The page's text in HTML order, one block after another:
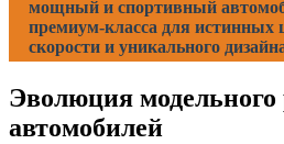
мощный и спортивный
премиум-класса для истинных
скорости и уникального
Эволюция модельного
автомобилей